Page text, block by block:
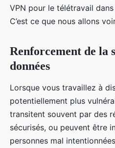
VPN pour le télétravail
C’est ce que nous allons
Renforcement de la
données
Lorsque vous travaillez à
potentiellement plus
transitent souvent par des
sécurisés, ou peuvent être
personnes mal